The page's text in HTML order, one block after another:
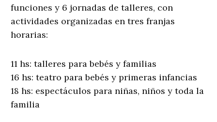
funciones y 6 jornadas de talleres, con
actividades organizadas en tres franjas
horarias:
11 hs: talleres para bebés y familias
16 hs: teatro para bebés y primeras infancias
18 hs: espectáculos para niñas, niños y toda la
familia